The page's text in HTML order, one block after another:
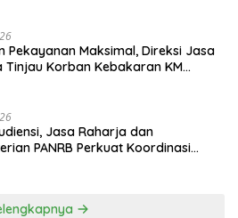
Pekayanan Maksimal, Direksi Jasa
Tinjau Korban Kebakaran KM
Jasa Raharja dan
PANRB Perkuat Koordinasi